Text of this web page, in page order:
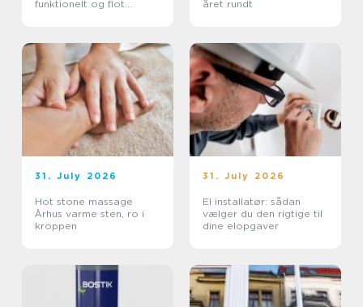
funktionelt og flot
året rundt
31. July 2026
Hot stone massage
Århus varme sten, ro i
kroppen
31. July 2026
El installatør: sådan
vælger du den rigtige til
dine elopgaver